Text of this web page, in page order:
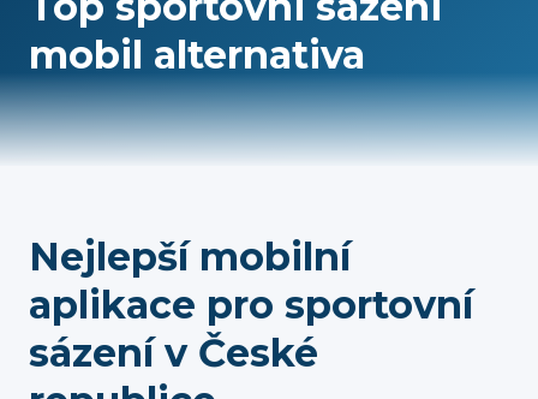
mobil alternativa
Nejlepší mobilní
aplikace pro sportovní
sázení v České